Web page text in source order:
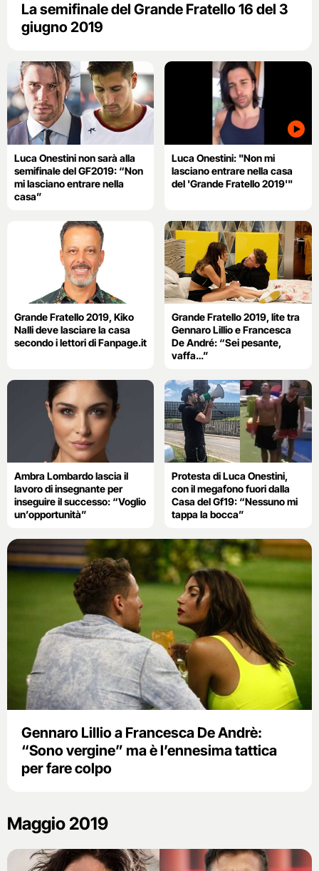
La semifinale del Grande Fratello 16 del 3
giugno 2019
Luca Onestini non sarà alla
semifinale del GF2019: “Non
mi lasciano entrare nella
casa”
Luca Onestini: "Non mi
lasciano entrare nella casa
del 'Grande Fratello 2019'"
Grande Fratello 2019, Kiko
Nalli deve lasciare la casa
secondo i lettori di Fanpage.it
Grande Fratello 2019, lite tra
Gennaro Lillio e Francesca
De André: “Sei pesante,
vaffa…”
Ambra Lombardo lascia il
lavoro di insegnante per
inseguire il successo: “Voglio
un’opportunità”
Protesta di Luca Onestini,
con il megafono fuori dalla
Casa del Gf19: “Nessuno mi
tappa la bocca”
Gennaro Lillio a Francesca De Andrè:
“Sono vergine” ma è l’ennesima tattica
per fare colpo
Maggio 2019